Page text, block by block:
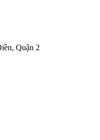
Quận 2